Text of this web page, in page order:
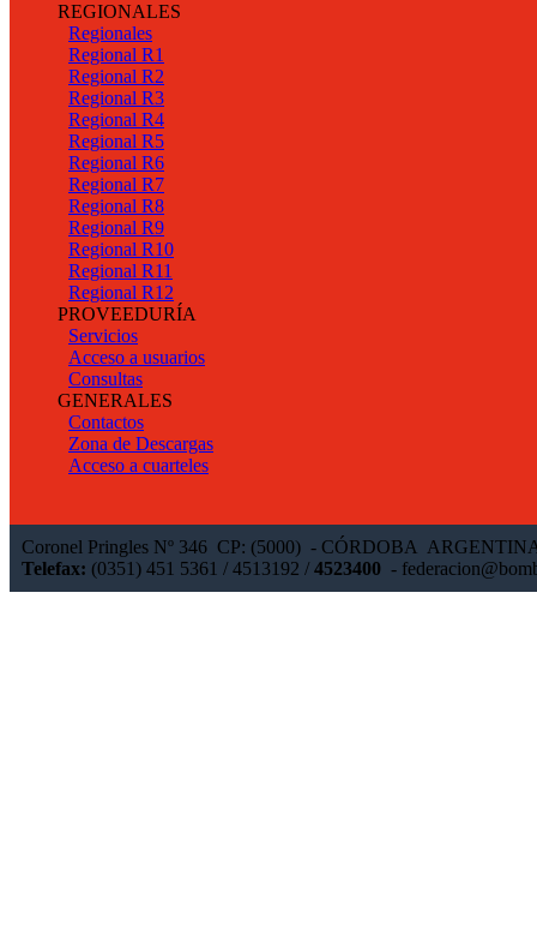
REGIONALES
Regionales
Regional R1
Regional R2
Regional R3
Regional R4
Regional R5
Regional R6
Regional R7
Regional R8
Regional R9
Regional R10
Regional R11
Regional R12
PROVEEDURÍA
Servicios
Acceso a usuarios
Consultas
GENERALES
Contactos
Zona de Descargas
Acceso a cuarteles
Coronel Pringles Nº 346 CP: (5000) - CÓRDOBA
Telefax: (0351) 451 5361 / 4513192 / 4523400 -